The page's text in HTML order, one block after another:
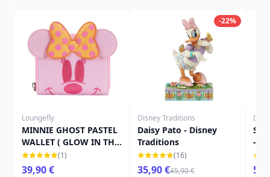
Loungefly
MINNIE GHOST PASTEL
WALLET ( GLOW IN THE
DARK ) - DISNEY
LOUNGEFLY
(1)
39,90 €
-22%
Disney Traditions
Daisy Pato - Disney
Traditions
(16)
35,90 €45,90 €
-